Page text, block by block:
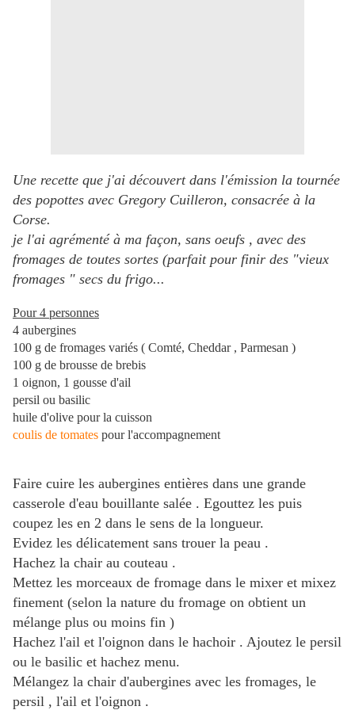
Une recette que j'ai découvert dans l'émission la tournée
des popottes avec Gregory Cuilleron, consacrée à la
Corse.
je l'ai agrémenté à ma façon, sans oeufs , avec des
fromages de toutes sortes (parfait pour finir des "vieux
fromages " secs du frigo...
Pour 4 personnes
4 aubergines
100 g de fromages variés ( Comté, Cheddar , Parmesan )
100 g de brousse de brebis
1 oignon, 1 gousse d'ail
persil ou basilic
huile d'olive pour la cuisson
coulis de tomates pour l'accompagnement
Faire cuire les aubergines entières dans une grande
casserole d'eau bouillante salée . Egouttez les puis
coupez les en 2 dans le sens de la longueur.
Evidez les délicatement sans trouer la peau .
Hachez la chair au couteau .
Mettez les morceaux de fromage dans le mixer et mixez
finement (selon la nature du fromage on obtient un
mélange plus ou moins fin )
Hachez l'ail et l'oignon dans le hachoir . Ajoutez le persil
ou le basilic et hachez menu.
Mélangez la chair d'aubergines avec les fromages, le
persil , l'ail et l'oignon .